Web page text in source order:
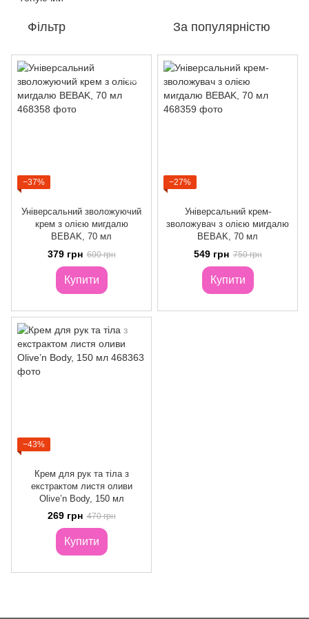
Фільтр За популярністю
−37%
Універсальний зволожуючий
крем з олією мигдалю
BEBAK, 70 мл
379 грн 600 грн
Купити
−27%
Універсальний крем-
зволожувач з олією мигдалю
BEBAK, 70 мл
549 грн 750 грн
Купити
−43%
Крем для рук та тіла з
екстрактом листя оливи
Olive’n Body, 150 мл
269 грн 470 грн
Купити